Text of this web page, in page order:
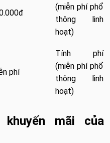
(miễn phí phổ
thông linh
hoạt)
phí
Tính phí
(miễn phí phổ
thông linh
hoạt)
mãi của